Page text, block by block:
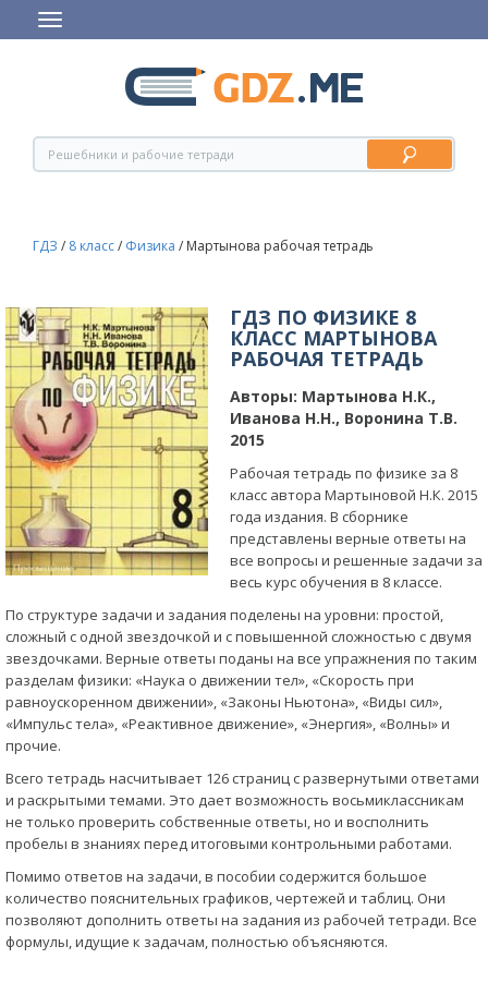
ГДЗ / 8 класс/ Физика / Мартынова рабочая тетрадь
ГДЗ ПО ФИЗИКЕ 8
КЛАСС МАРТЫНОВА
РАБОЧАЯ ТЕТРАДЬ
Авторы: Мартынова Н.К.,
Иванова Н.Н., Воронина Т.В.
2015
Рабочая тетрадь по физике за 8
класс автора Мартыновой Н.К. 2015
года издания. В сборнике
представлены верные ответы на
все вопросы и решенные задачи за
весь курс обучения в 8 классе.
По структуре задачи и задания поделены на уровни: простой,
сложный с одной звездочкой и с повышенной сложностью с двумя
звездочками. Верные ответы поданы на все упражнения по таким
разделам физики: «Наука о движении тел», «Скорость при
равноускоренном движении», «Законы Ньютона», «Виды сил»,
«Импульс тела», «Реактивное движение», «Энергия», «Волны» и
прочие.
Всего тетрадь насчитывает 126 страниц с развернутыми ответами
и раскрытыми темами. Это дает возможность восьмиклассникам
не только проверить собственные ответы, но и восполнить
пробелы в знаниях перед итоговыми контрольными работами.
Помимо ответов на задачи, в пособии содержится большое
количество пояснительных графиков, чертежей и таблиц. Они
позволяют дополнить ответы на задания из рабочей тетради. Все
формулы, идущие к задачам, полностью объясняются.